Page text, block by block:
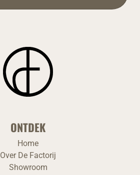
ONTDEK
Home
Over De Factorij
Showroom